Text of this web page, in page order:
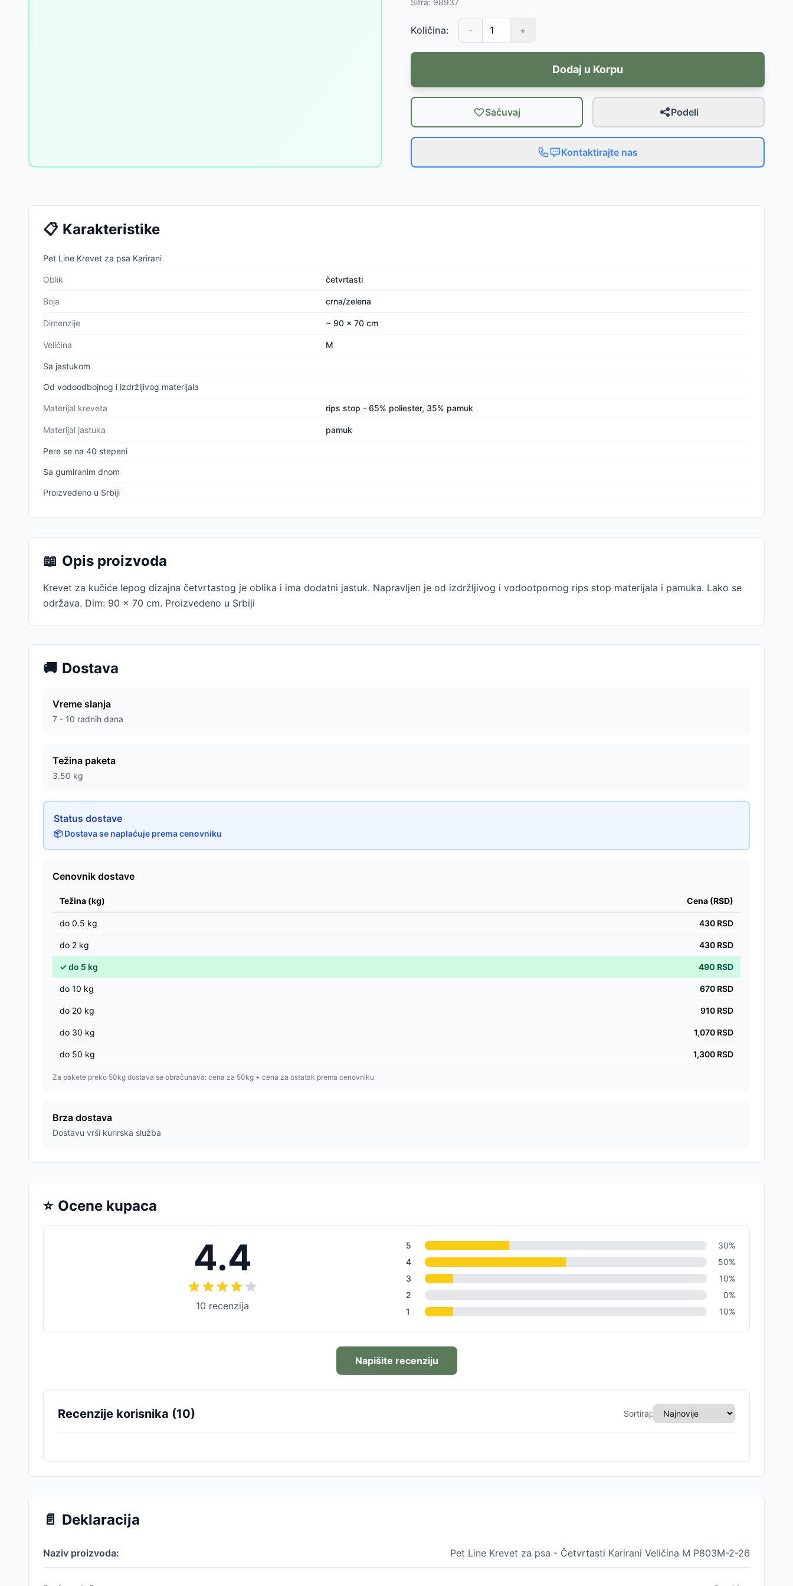
Šifra: 98937
Količina: - +
Dodaj u Korpu
Sačuvaj Podeli
Kontaktirajte nas
📋 Karakteristike
Pet Line Krevet za psa Karirani
Oblik četvrtasti
Boja crna/zelena
Dimenzije ~ 90 x 70 cm
Veličina M
Sa jastukom
Od vodoodbojnog i izdržljivog materijala
Materijal kreveta rips stop - 65% poliester, 35% pamuk
Materijal jastuka pamuk
Pere se na 40 stepeni
Sa gumiranim dnom
Proizvedeno u Srbiji
📖 Opis proizvoda
Krevet za kučiće lepog dizajna četvrtastog je oblika i ima dodatni jastuk. Napravljen je od izdržljivog i vodootpornog rips stop materijala i pamuka. Lako se
održava. Dim: 90 x 70 cm. Proizvedeno u Srbiji
🚚 Dostava
Vreme slanja
7 - 10 radnih dana
Težina paketa
3.50 kg
Status dostave
📦 Dostava se naplaćuje prema cenovniku
Cenovnik dostave
Težina (kg) Cena (RSD)
do 0.5 kg 430 RSD
do 2 kg 430 RSD
✓do 5 kg 490 RSD
do 10 kg 670 RSD
do 20 kg 910 RSD
do 30 kg 1,070 RSD
do 50 kg 1,300 RSD
Za pakete preko 50kg dostava se obračunava: cena za 50kg + cena za ostatak prema cenovniku
Brza dostava
Dostavu vrši kurirska služba
⭐ Ocene kupaca
4.4
10 recenzija
5 30%
4
50%
3
10%
2
0%
1
10%
Napišite recenziju
Recenzije korisnika (10) Sortiraj:
📄 Deklaracija
Naziv proizvoda: Pet Line Krevet za psa - Četvrtasti Karirani Veličina M P803M-2-26